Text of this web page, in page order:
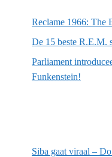
Reclame 1966: The
De 15 beste R.E.M.
Parliament
Funkenstein!
Siba gaat viraal –